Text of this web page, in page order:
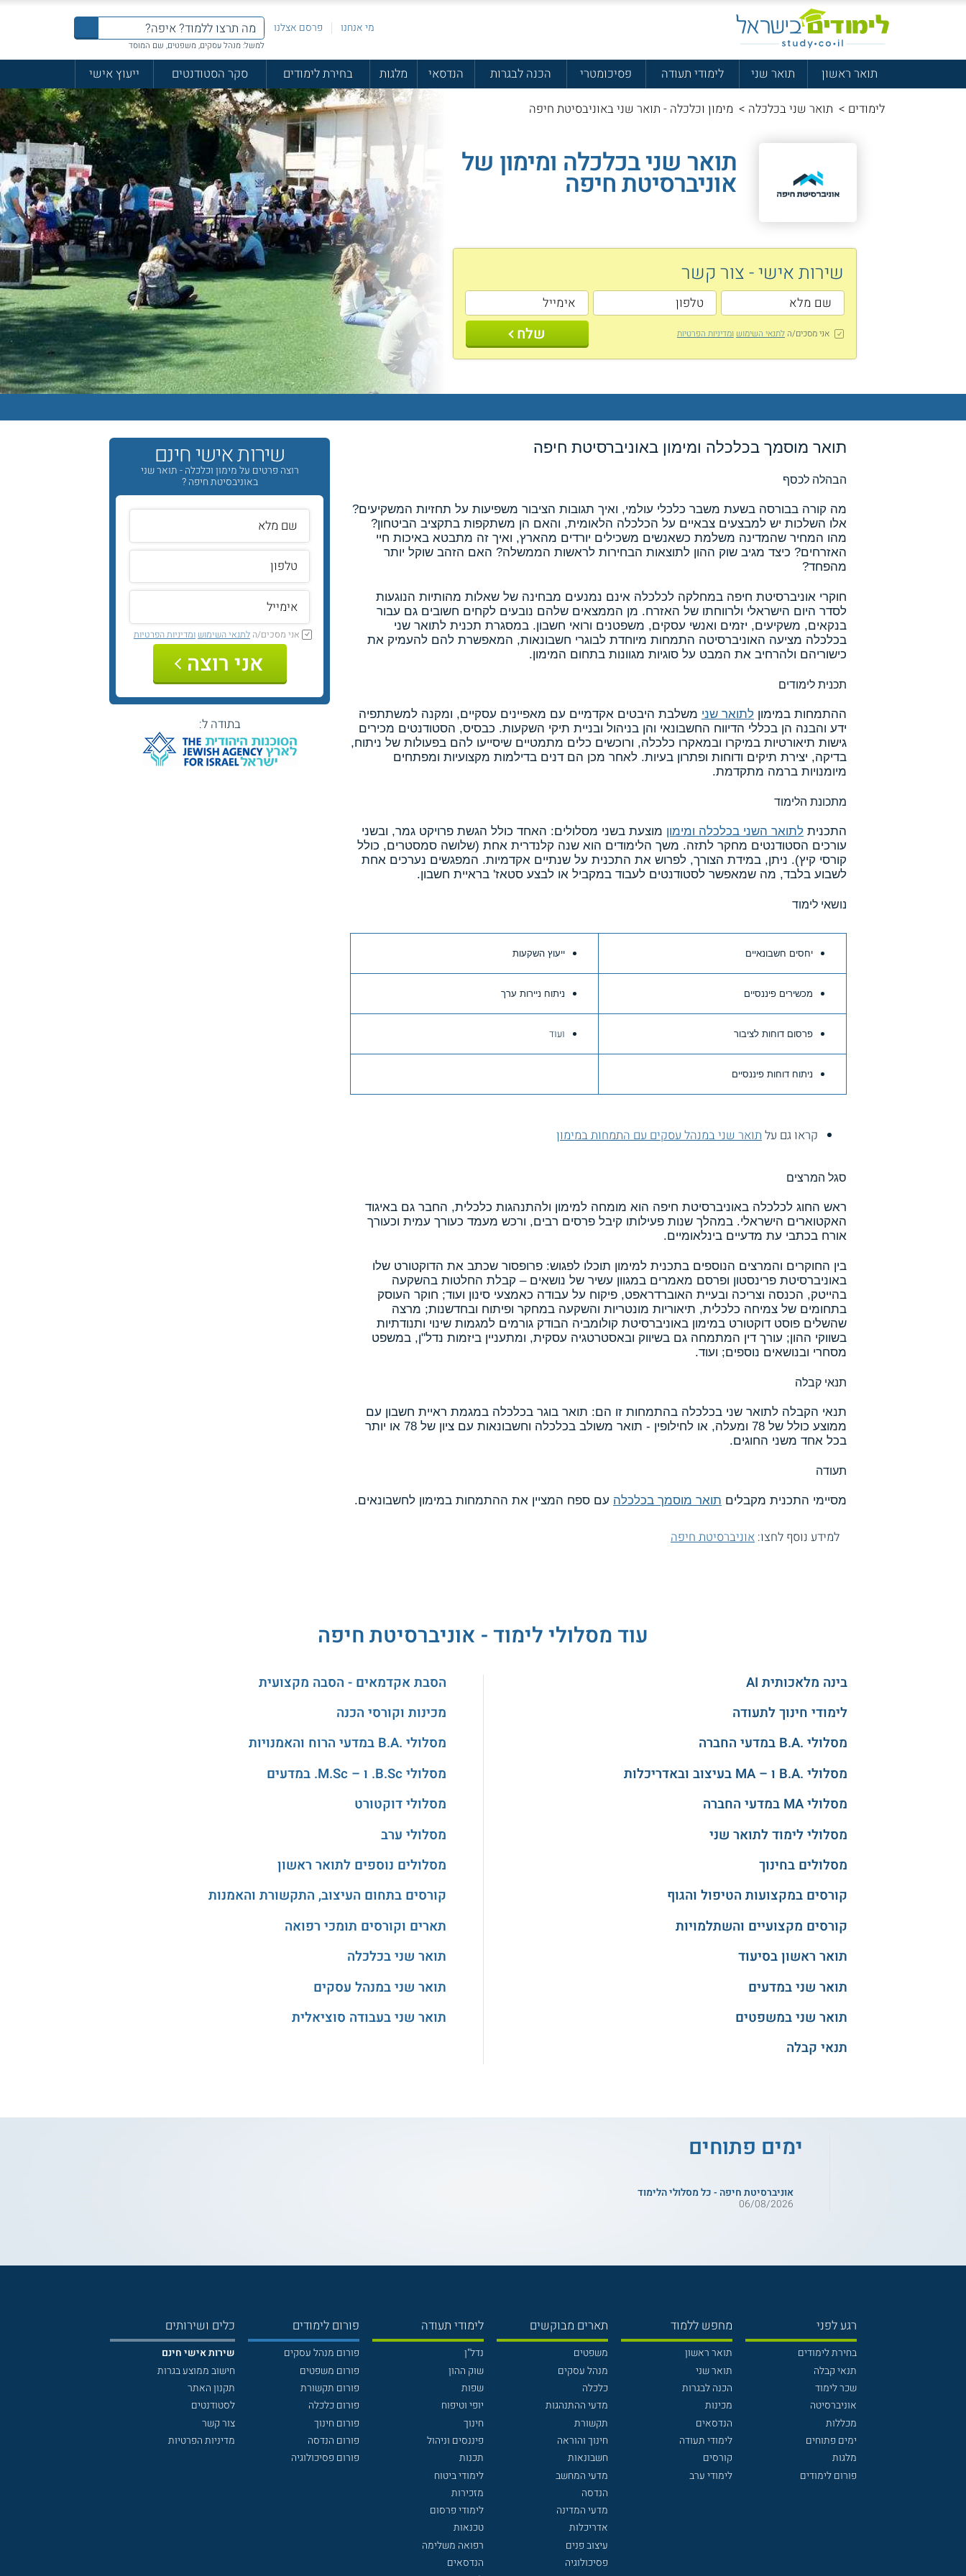
מי אנחנו פרסם אצלנו
למשל: מנהל עסקים, משפטים, שם המוסד
תואר ראשון תואר שני לימודי תעודה פסיכומטרי הכנה לבגרות הנדסאי מלגות בחירת לימודים סקר הסטודנטים
ייעוץ אישי
לימודים > תואר שני בכלכלה > מימון וכלכלה - תואר שני באוניבסיטת חיפה
תואר שני בכלכלה ומימון של
אוניברסיטת חיפה
שירות אישי - צור קשר
אני מסכים/הלתנאי השימוש ומדיניות הפרטיות שלח
תואר מוסמך בכלכלה ומימון באוניברסיטת חיפה
הבהלה לכסף
מה קורה בבורסה בשעת משבר כלכלי עולמי, ואיך תגובות הציבור משפיעות על תחזיות המשקיעים?
אלו השלכות יש למבצעים צבאיים על הכלכלה הלאומית, והאם הן משתקפות בתקציב הביטחון?
מהו המחיר שהמדינה משלמת כשאנשים משכילים יורדים מהארץ, ואיך זה מתבטא באיכות חיי
האזרחים? כיצד מגיב שוק ההון לתוצאות הבחירות לראשות הממשלה? האם הזהב שוקל יותר
מהפחד?
חוקרי אוניברסיטת חיפה במחלקה לכלכלה אינם נמנעים מבחינה של שאלות מהותיות הנוגעות
לסדר היום הישראלי ולרווחתו של האזרח. מן הממצאים שלהם נובעים לקחים חשובים גם עבור
בנקאים, משקיעים, יזמים ואנשי עסקים, משפטנים ורואי חשבון. במסגרת תכנית לתואר שני
בכלכלה מציעה האוניברסיטה התמחות מיוחדת לבוגרי חשבונאות, המאפשרת להם להעמיק את
כישוריהם ולהרחיב את המבט על סוגיות מגוונות בתחום המימון.
תכנית לימודים
ההתמחות במימון לתואר שני משלבת היבטים אקדמיים עם מאפיינים עסקיים, ומקנה למשתתפיה
ידע והבנה הן בכללי הדיווח החשבונאי והן בניהול ובניית תיקי השקעות. כבסיס, הסטודנטים מכירים
גישות תיאורטיות במיקרו ובמאקרו כלכלה, ורוכשים כלים מתמטיים שיסייעו להם בפעולות של ניתוח,
בדיקה, יצירת תיקים ודוחות ופתרון בעיות. לאחר מכן הם דנים בדילמות מקצועיות ומפתחים
מיומנויות ברמה מתקדמת.
מתכונת הלימוד
התכנית לתואר השני בכלכלה ומימון מוצעת בשני מסלולים: האחד כולל הגשת פרויקט גמר, ובשני
עורכים הסטודנטים מחקר לתזה. משך הלימודים הוא שנה קלנדרית אחת (שלושה סמסטרים, כולל
קורסי קיץ). ניתן, במידת הצורך, לפרוש את התכנית על שנתיים אקדמיות. המפגשים נערכים אחת
לשבוע בלבד, מה שמאפשר לסטודנטים לעבוד במקביל או לבצע סטאז' בראיית חשבון.
נושאי לימוד
יחסים חשבונאיים ייעוץ השקעות
מכשירים פיננסיים ניתוח ניירות ערך
פרסום דוחות לציבור ועוד
ניתוח דוחות פיננסיים
קראו גם עלתואר שני במנהל עסקים עם התמחות במימון
סגל המרצים
ראש החוג לכלכלה באוניברסיטת חיפה הוא מומחה למימון ולהתנהגות כלכלית, החבר גם באיגוד
האקטוארים הישראלי. במהלך שנות פעילותו קיבל פרסים רבים, ורכש מעמד כעורך עמית וכעורך
אורח בכתבי עת מדעיים בינלאומיים.
בין החוקרים והמרצים הנוספים בתכנית למימון תוכלו לפגוש: פרופסור שכתב את הדוקטורט שלו
באוניברסיטת פרינסטון ופרסם מאמרים במגוון עשיר של נושאים – קבלת החלטות בהשקעה
בהייטק, הכנסה וצריכה ובעיית האוברדראפט, פיקוח על עבודה כאמצעי סינון ועוד; חוקר העוסק
בתחומים של צמיחה כלכלית, תיאוריות מונטריות והשקעה במחקר ופיתוח ובחדשנות; מרצה
שהשלים פוסט דוקטורט במימון באוניברסיטת קולומביה הבודק גורמים למגמות שינוי ותנודתיות
בשווקי ההון; עורך דין המתמחה גם בשיווק ובאסטרטגיה עסקית, ומתעניין ביזמות נדל"ן, במשפט
מסחרי ובנושאים נוספים; ועוד.
תנאי קבלה
תנאי הקבלה לתואר שני בכלכלה בהתמחות זו הם: תואר בוגר בכלכלה במגמת ראיית חשבון עם
ממוצע כולל של 78 ומעלה, או לחילופין - תואר משולב בכלכלה וחשבונאות עם ציון של 78 או יותר
בכל אחד משני החוגים.
תעודה
מסיימי התכנית מקבלים תואר מוסמך בכלכלה עם ספח המציין את ההתמחות במימון לחשבונאים.
למידע נוסף לחצו: אוניברסיטת חיפה
שירות אישי חינם
רוצה פרטים על מימון וכלכלה - תואר שני
באוניבסיטת חיפה ?
אני מסכים/הלתנאי השימוש ומדיניות הפרטיות
אני רוצה
בתודה ל:
עוד מסלולי לימוד - אוניברסיטת חיפה
בינה מלאכותית AI
לימודי חינוך לתעודה
מסלולי .B.A במדעי החברה
מסלולי .B.A ו – MA בעיצוב ובאדריכלות
מסלולי MA במדעי החברה
מסלולי לימוד לתואר שני
מסלולים בחינוך
קורסים במקצועות הטיפול והגוף
קורסים מקצועיים והשתלמויות
תואר ראשון בסיעוד
תואר שני במדעים
תואר שני במשפטים
תנאי קבלה
הסבת אקדמאים - הסבה מקצועית
מכינות וקורסי הכנה
מסלולי .B.A במדעי הרוח והאמנויות
מסלולי B.Sc. ו – M.Sc. במדעים
מסלולי דוקטורט
מסלולי ערב
מסלולים נוספים לתואר ראשון
קורסים בתחום העיצוב, התקשורת והאמנות
תארים וקורסים תומכי רפואה
תואר שני בכלכלה
תואר שני במנהל עסקים
תואר שני בעבודה סוציאלית
ימים פתוחים
אוניברסיטת חיפה - כל מסלולי הלימוד
06/08/2026
רגע לפני
בחירת לימודים
תנאי קבלה
שכר לימוד
אוניברסיטה
מכללות
ימים פתוחים
מלגות
פורום לימודים
מחפש ללמוד
תואר ראשון
תואר שני
הכנה לבגרות
מכינות
הנדסאים
לימודי תעודה
קורסים
לימודי ערב
תארים מבוקשים
משפטים
מנהל עסקים
כלכלה
מדעי ההתנהגות
תקשורת
חינוך והוראה
חשבונאות
מדעי המחשב
הנדסה
מדעי המדינה
אדריכלות
עיצוב פנים
פסיכולוגיה
לימודי תעודה
נדל"ן
שוק ההון
שפות
יופי וטיפוח
חינוך
פיננסים וניהול
תכנות
לימודי ביטוח
מזכירות
לימודי פרסום
טכנאות
רפואה משלימה
הנדסאים
פורום לימודים
פורום מנהל עסקים
פורום משפטים
פורום תקשורת
פורום כלכלה
פורום חינוך
פורום הנדסה
פורום פסיכולוגיה
כלים ושירותים
שירות אישי חינם
חישוב ממוצע בגרות
תקנון האתר
לסטודנטים
צור קשר
מדיניות הפרטיות